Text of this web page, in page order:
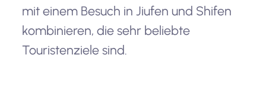
mit einem Besuch in Jiufen und Shifen
kombinieren, die sehr beliebte
Touristenziele sind.